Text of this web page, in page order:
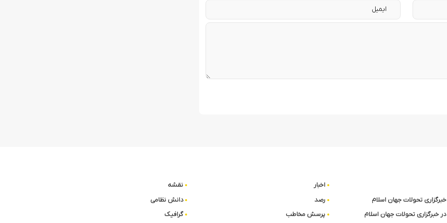
خبرگزاری تحولات جهان اسلام
در خبرگزاری تحولات جهان اسلام
اخبار
رصد
پرسش مخاطب
نقشه
دانش نظامی
گرافیک